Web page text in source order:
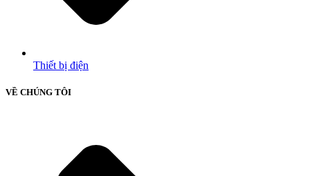
Thiết bị điện
VỀ CHÚNG TÔI